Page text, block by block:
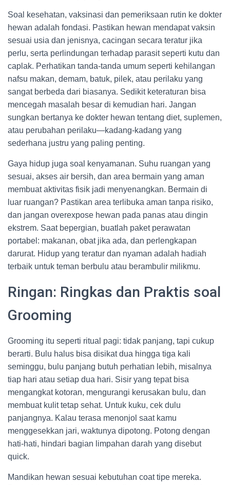
Soal kesehatan, vaksinasi dan pemeriksaan rutin ke dokter
hewan adalah fondasi. Pastikan hewan mendapat vaksin
sesuai usia dan jenisnya, cacingan secara teratur jika
perlu, serta perlindungan terhadap parasit seperti kutu dan
caplak. Perhatikan tanda-tanda umum seperti kehilangan
nafsu makan, demam, batuk, pilek, atau perilaku yang
sangat berbeda dari biasanya. Sedikit keteraturan bisa
mencegah masalah besar di kemudian hari. Jangan
sungkan bertanya ke dokter hewan tentang diet, suplemen,
atau perubahan perilaku—kadang-kadang yang
sederhana justru yang paling penting.
Gaya hidup juga soal kenyamanan. Suhu ruangan yang
sesuai, akses air bersih, dan area bermain yang aman
membuat aktivitas fisik jadi menyenangkan. Bermain di
luar ruangan? Pastikan area terlibuka aman tanpa risiko,
dan jangan overexpose hewan pada panas atau dingin
ekstrem. Saat bepergian, buatlah paket perawatan
portabel: makanan, obat jika ada, dan perlengkapan
darurat. Hidup yang teratur dan nyaman adalah hadiah
terbaik untuk teman berbulu atau berambulir milikmu.
Ringan: Ringkas dan Praktis soal
Grooming
Grooming itu seperti ritual pagi: tidak panjang, tapi cukup
berarti. Bulu halus bisa disikat dua hingga tiga kali
seminggu, bulu panjang butuh perhatian lebih, misalnya
tiap hari atau setiap dua hari. Sisir yang tepat bisa
mengangkat kotoran, mengurangi kerusakan bulu, dan
membuat kulit tetap sehat. Untuk kuku, cek dulu
panjangnya. Kalau terasa menonjol saat kamu
menggesekkan jari, waktunya dipotong. Potong dengan
hati-hati, hindari bagian limpahan darah yang disebut
quick.
Mandikan hewan sesuai kebutuhan coat tipe mereka.